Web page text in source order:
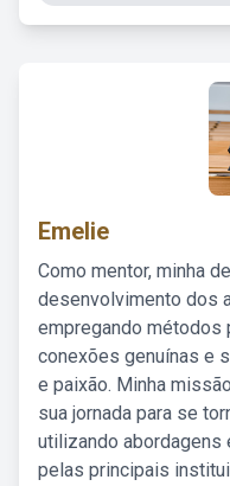
Emelie
Como mentor, minha
desenvolvimento dos
empregando métodos
conexões genuínas e
e paixão. Minha
sua jornada para se
utilizando abordagens
pelas principais